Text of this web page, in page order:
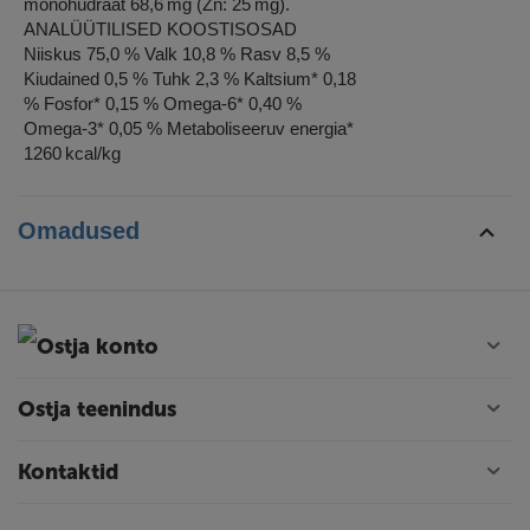
monohüdraat 68,6 mg (Zn: 25 mg).
ANALÜÜTILISED KOOSTISOSAD
Niiskus 75,0 % Valk 10,8 % Rasv 8,5 %
Kiudained 0,5 % Tuhk 2,3 % Kaltsium* 0,18
% Fosfor* 0,15 % Omega-6* 0,40 %
Omega-3* 0,05 % Metaboliseeruv energia*
1260 kcal/kg
Omadused
Ostja konto
Ostja teenindus
Kontaktid